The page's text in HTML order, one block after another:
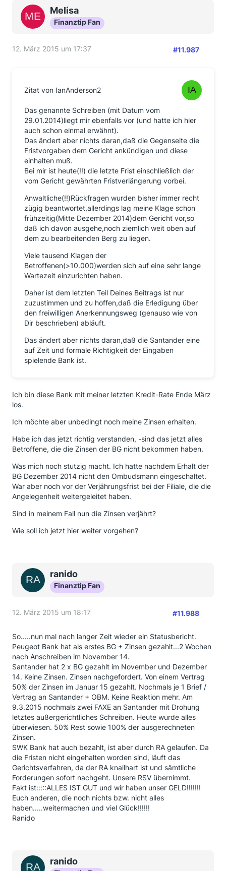
Melisa
Finanztip Fan
12. März 2015 um 17:37 #11.987
Zitat von IanAnderson2
Das genannte Schreiben (mit Datum vom
29.01.2014)liegt mir ebenfalls vor (und hatte ich hier
auch schon einmal erwähnt).
Das ändert aber nichts daran,daß die Gegenseite die
Fristvorgaben dem Gericht ankündigen und diese
einhalten muß.
Bei mir ist heute(!!) die letzte Frist einschließlich der
vom Gericht gewährten Fristverlängerung vorbei.
Anwaltliche(!!)Rückfragen wurden bisher immer recht
zügig beantwortet,allerdings lag meine Klage schon
frühzeitig(Mitte Dezember 2014)dem Gericht vor,so
daß ich davon ausgehe,noch ziemlich weit oben auf
dem zu bearbeitenden Berg zu liegen.
Viele tausend Klagen der
Betroffenen(>10.000)werden sich auf eine sehr lange
Wartezeit einzurichten haben.
Daher ist dem letzten Teil Deines Beitrags ist nur
zuzustimmen und zu hoffen,daß die Erledigung über
den freiwilligen Anerkennungsweg (genauso wie von
Dir beschrieben) abläuft.
Das ändert aber nichts daran,daß die Santander eine
auf Zeit und formale Richtigkeit der Eingaben
spielende Bank ist.
Ich bin diese Bank mit meiner letzten Kredit-Rate Ende März
los.
Ich möchte aber unbedingt noch meine Zinsen erhalten.
Habe ich das jetzt richtig verstanden, -sind das jetzt alles
Betroffene, die die Zinsen der BG nicht bekommen haben.
Was mich noch stutzig macht. Ich hatte nachdem Erhalt der
BG Dezember 2014 nicht den Ombudsmann eingeschaltet.
War aber noch vor der Verjährungsfrist bei der Filiale, die die
Angelegenheit weitergeleitet haben.
Sind in meinem Fall nun die Zinsen verjährt?
Wie soll ich jetzt hier weiter vorgehen?
ranido
Finanztip Fan
12. März 2015 um 18:17 #11.988
So.....nun mal nach langer Zeit wieder ein Statusbericht.
Peugeot Bank hat als erstes BG + Zinsen gezahlt...2 Wochen
nach Anschreiben im November 14.
Santander hat 2 x BG gezahlt im November und Dezember
14. Keine Zinsen. Zinsen nachgefordert. Von einem Vertrag
50% der Zinsen im Januar 15 gezahlt. Nochmals je 1 Brief /
Vertrag an Santander + OBM. Keine Reaktion mehr. Am
9.3.2015 nochmals zwei FAXE an Santander mit Drohung
letztes außergerichtliches Schreiben. Heute wurde alles
überwiesen. 50% Rest sowie 100% der ausgerechneten
Zinsen.
SWK Bank hat auch bezahlt, ist aber durch RA gelaufen. Da
die Fristen nicht eingehalten worden sind, läuft das
Gerichtsverfahren, da der RA knallhart ist und sämtliche
Forderungen sofort nachgeht. Unsere RSV übernimmt.
Fakt ist:::::ALLES IST GUT und wir haben unser GELD!!!!!!!
Euch anderen, die noch nichts bzw. nicht alles
haben.....weitermachen und viel Glück!!!!!!
Ranido
ranido